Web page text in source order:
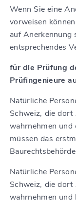
Wenn Sie eine
vorweisen
auf Anerkennung
entsprechendes
für die Prüfung
Prüfingenieure
Natürliche
Schweiz, die
wahrnehmen und
müssen das
Natürliche
Schweiz, die
wahrnehmen und